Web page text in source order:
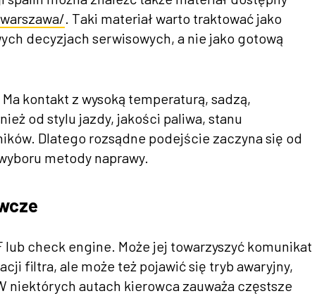
. Taki materiał warto traktować jako
decyzjach serwisowych, a nie jako gotową
kontakt z wysoką temperaturą, sadzą,
od stylu jazdy, jakości paliwa, stanu
Dlatego rozsądne podejście zaczyna się od
metody naprawy.
check engine. Może jej towarzyszyć komunikat
filtra, ale może też pojawić się tryb awaryjny,
niektórych autach kierowca zauważa częstsze